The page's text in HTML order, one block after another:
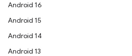
Android 16
Android 15
Android 14
Android 13